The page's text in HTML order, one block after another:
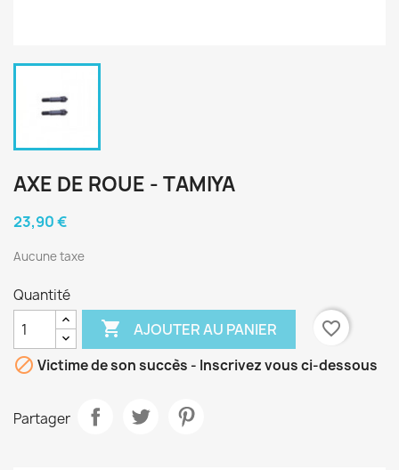
AXE DE ROUE - TAMIYA
23,90 €
Aucune taxe
Quantité
 AJOUTER AU PANIER
favorite_border
 Victime de son succès - Inscrivez vous ci-dessous
Partager